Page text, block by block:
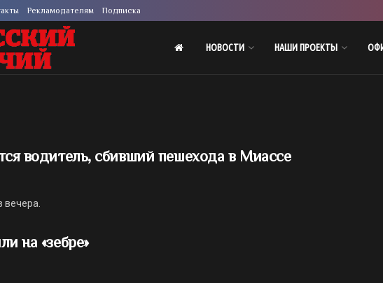
Рекламодателям Подписка
НОВОСТИ НАШИ ПРОЕКТЫ
водитель, сбивший пешехода в Миассе
вечера.
на «зебре»